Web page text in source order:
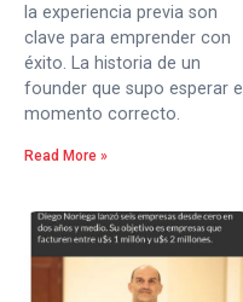
la experiencia previa son
clave para emprender con
éxito. La historia de un
founder que supo esperar el
momento correcto.
Read More »